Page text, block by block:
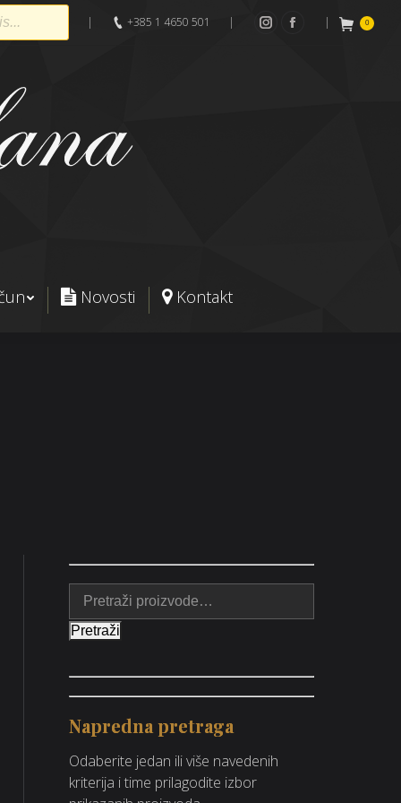
| +385 1 4650 501 |
Instagram
Facebook
| 0
Novosti Kontakt
Pretraži
Napredna pretraga
Odaberite jedan ili više navedenih
kriterija i time prilagodite izbor